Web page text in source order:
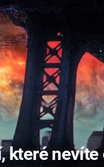
které